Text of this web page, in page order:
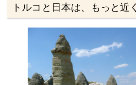
トルコと日本は、もっと近